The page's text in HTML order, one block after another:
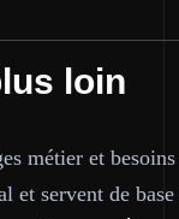
loin
métier et
et servent de